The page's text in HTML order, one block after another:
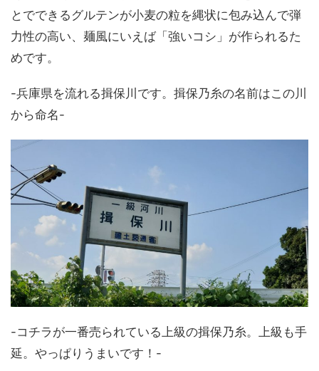
とでできるグルテンが小麦の粒を縄状に包み込んで弾
力性の高い、麺風にいえば「強いコシ」が作られるた
めです。
-兵庫県を流れる揖保川です。揖保乃糸の名前はこの川
から命名-
-コチラが一番売られている上級の揖保乃糸。上級も手
延。やっぱりうまいです！-